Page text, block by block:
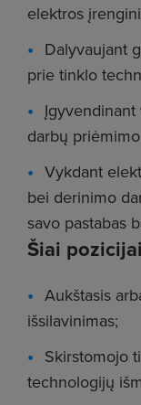
elektros
Dalyvaujant
prie tinklo
darbų
Vykdant
bei derinimo
savo pastabas
Šiai
Aukštasis
išsilavinimas;
Skirstomojo
technologijų